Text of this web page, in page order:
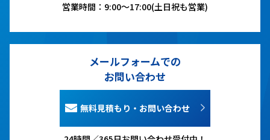
営業時間：9:00～17:00(土日祝も営業)
メールフォームでの
お問い合わせ
無料見積もり・お問い合わせ